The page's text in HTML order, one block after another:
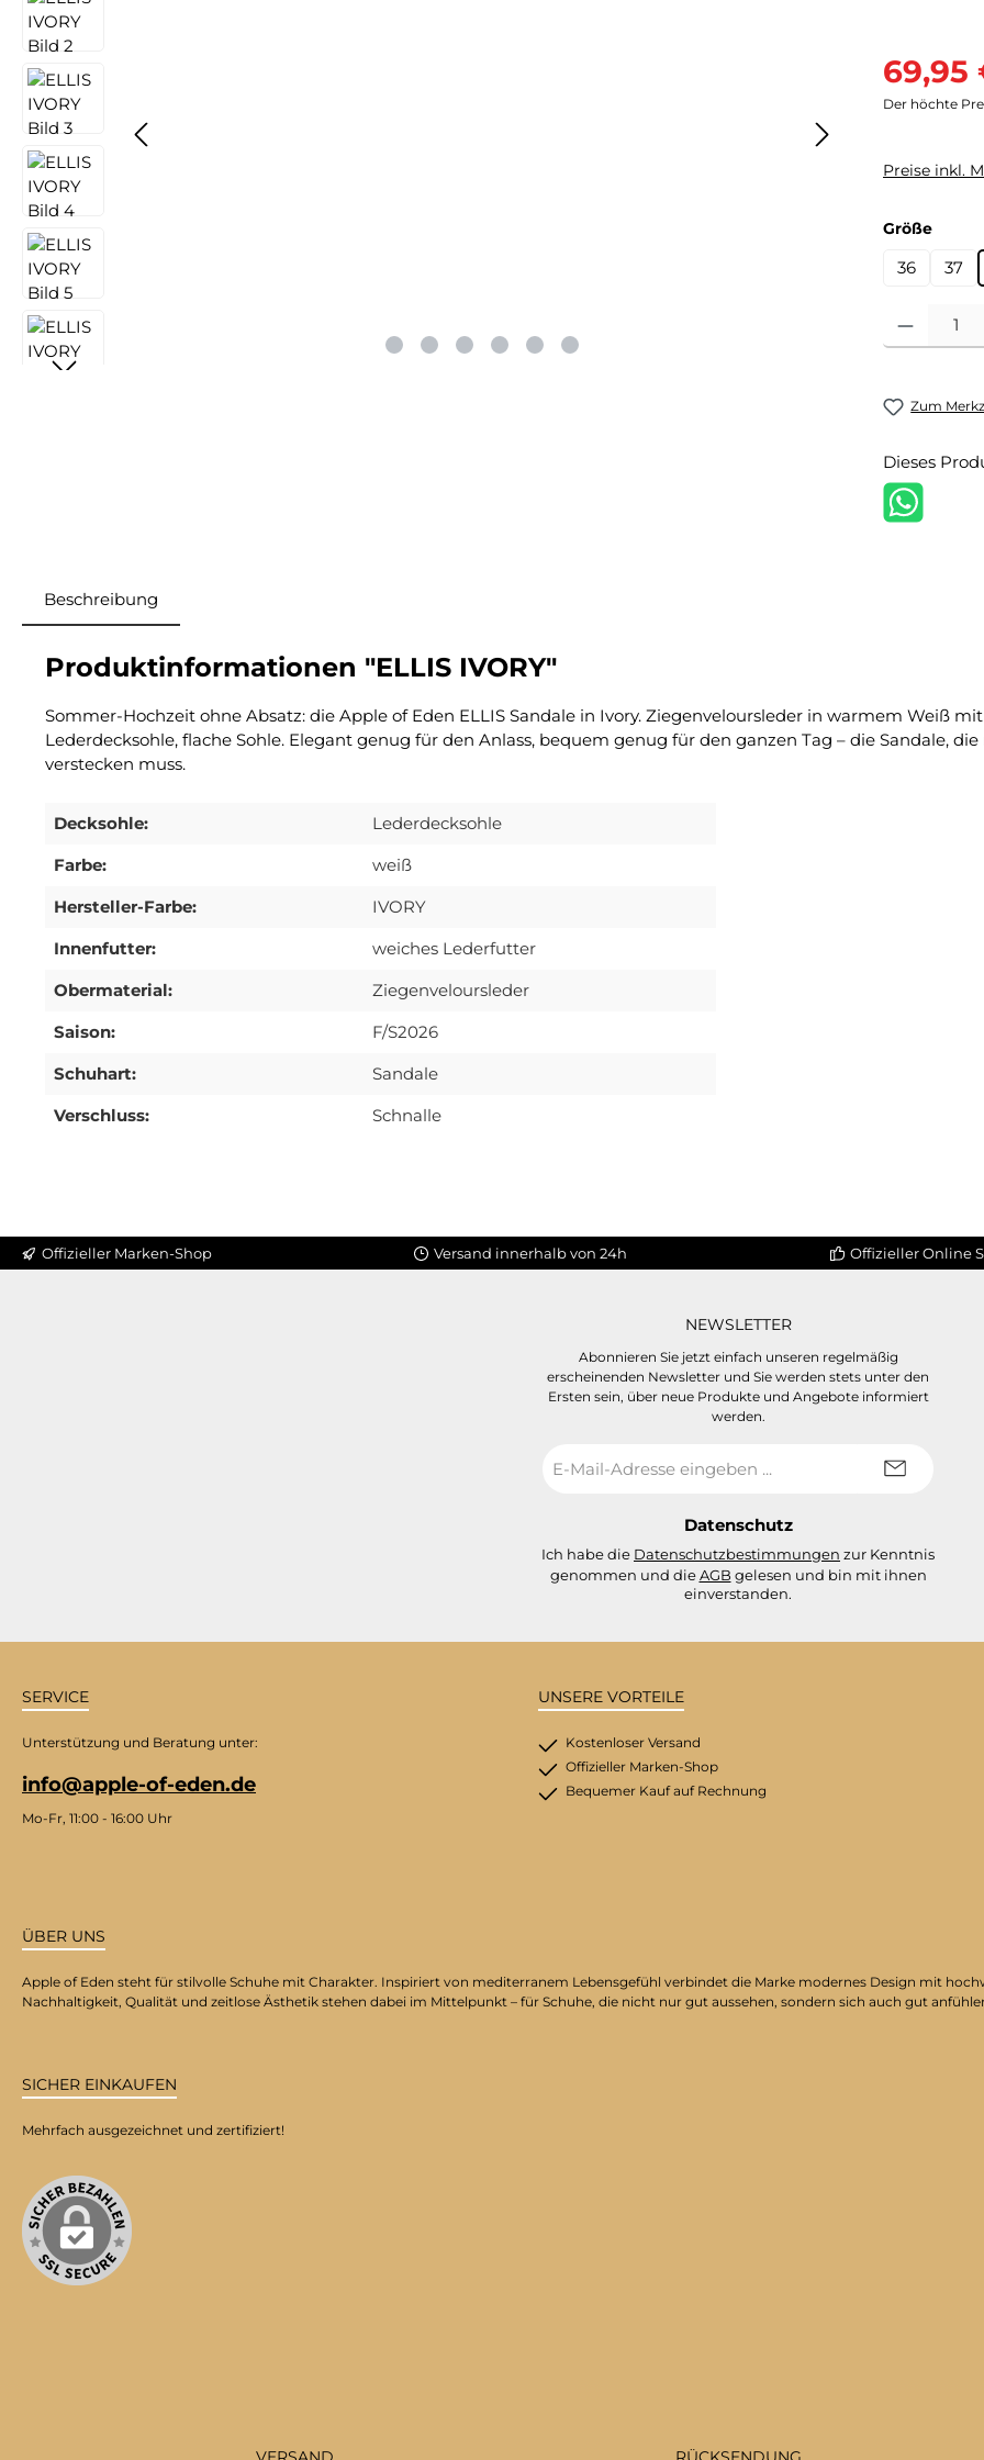
69,95
Der höchte
Preise inkl.
Größe
36 37
Produkt
Zum
Dieses
Beschreibung
Produktinformationen "ELLIS IVORY"
Sommer-Hochzeit ohne Absatz: die Apple of Eden ELLIS Sandale in Ivory. Ziegenveloursleder in warmem Weiß
Lederdecksohle, flache Sohle. Elegant genug für den Anlass, bequem genug für den ganzen Tag – die Sandale,
verstecken muss.
Decksohle:
Lederdecksohle
Farbe:
weiß
Hersteller-Farbe:
IVORY
Innenfutter:
weiches Lederfutter
Obermaterial:
Ziegenveloursleder
Saison:
F/S2026
Schuhart:
Sandale
Verschluss:
Schnalle
Offizieller Marken-Shop Versand innerhalb von 24h Offizieller Online
NEWSLETTER
Abonnieren Sie jetzt einfach unseren regelmäßig
erscheinenden Newsletter und Sie werden stets unter den
Ersten sein, über neue Produkte und Angebote informiert
werden.
Mail-
Datenschutz
Ich habe die Datenschutzbestimmungen zur Kenntnis
genommen und dieAGB gelesen und bin mit ihnen
einverstanden.
SERVICE
Unterstützung und Beratung unter:
info@apple-of-eden.de
Mo-Fr, 11:00 - 16:00 Uhr
ÜBER UNS
Apple of Eden steht für stilvolle Schuhe mit Charakter. Inspiriert von mediterranem Lebensgefühl verbindet die Marke modernes Design mit
Nachhaltigkeit, Qualität und zeitlose Ästhetik stehen dabei im Mittelpunkt – für Schuhe, die nicht nur gut aussehen, sondern sich auch gut
SICHER EINKAUFEN
Mehrfach ausgezeichnet und zertifiziert!
UNSERE VORTEILE
Kostenloser Versand
Offizieller Marken-Shop
Bequemer Kauf auf Rechnung